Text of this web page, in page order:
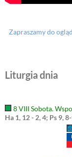
Zapraszamy do
Liturgia dnia
8 VIII Sobota.
Ha 1, 12 - 2, 4; Ps 9,